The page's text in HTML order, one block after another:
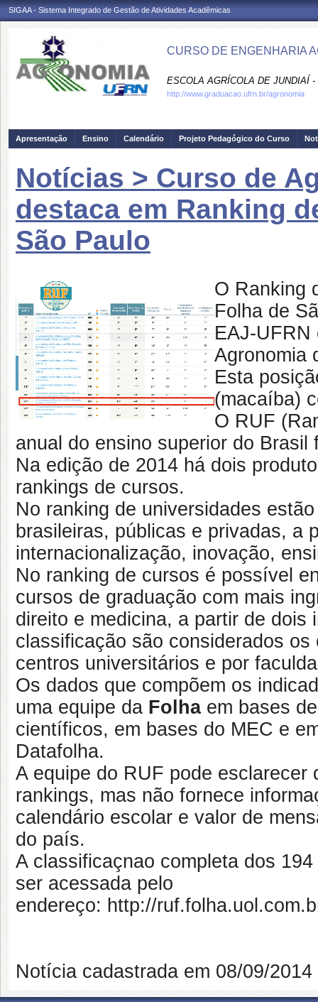
SIGAA - Sistema Integrado de Gestão de Atividades Acadêmicas
CURSO DE ENGENHARIA
ESCOLA AGRÍCOLA DE JUNDIAÍ -
http://www.graduacao.ufrn.br/agronomia
Apresentação Ensino Calendário Projeto Pedagógico do Curso
Notícias > Curso de
destaca em Ranking
São Paulo
O Ranking
Folha de
EAJ-UFRN
Agronomia
Esta
(macaíba)
O RUF
anual do ensino superior do
Na edição de 2014 há dois
rankings de cursos.
No ranking de universidades
brasileiras, públicas e privadas, a
internacionalização, inovação,
No ranking de cursos é possível
cursos de graduação com mais
direito e medicina, a partir de dois
classificação são considerados
centros universitários e por
Os dados que compõem os
uma equipe da Folhaem bases
científicos, em bases do MEC e
Datafolha.
A equipe do RUF pode
rankings, mas não fornece
calendário escolar e valor de
do país.
A classificaçnao completa dos
ser acessada pelo
endereço: http://
Notícia cadastrada em 08/09/